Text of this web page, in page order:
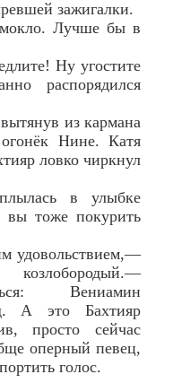
зажигалки.
Лучше бы в
Ну угостите
распорядился
из кармана
Нине. Катя
ловко чиркнул
в улыбке
тоже покурить
удовольствием,—
Вениамин
А это Бахтияр
просто сейчас
оперный певец,
голос.